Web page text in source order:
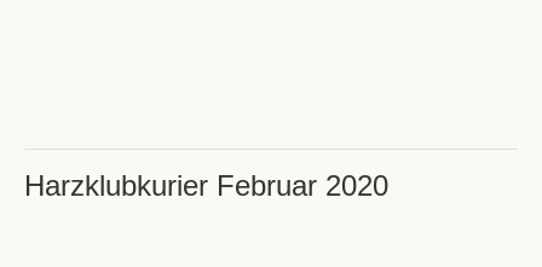
Harzklubkurier Februar 2020